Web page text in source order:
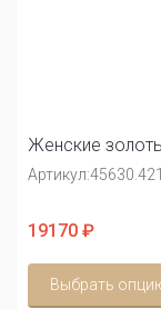
Женские
Артикул:45630.421
19170 ₽
Выбрать